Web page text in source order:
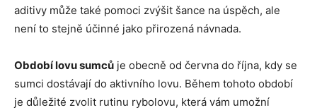
aditivy může také pomoci zvýšit šance na úspěch, ale
není to stejně účinné jako přirozená návnada.
Období lovu sumců je obecně od června do října, kdy se
sumci dostávají do aktivního lovu. Během tohoto období
je důležité zvolit rutinu rybolovu, která vám umožní